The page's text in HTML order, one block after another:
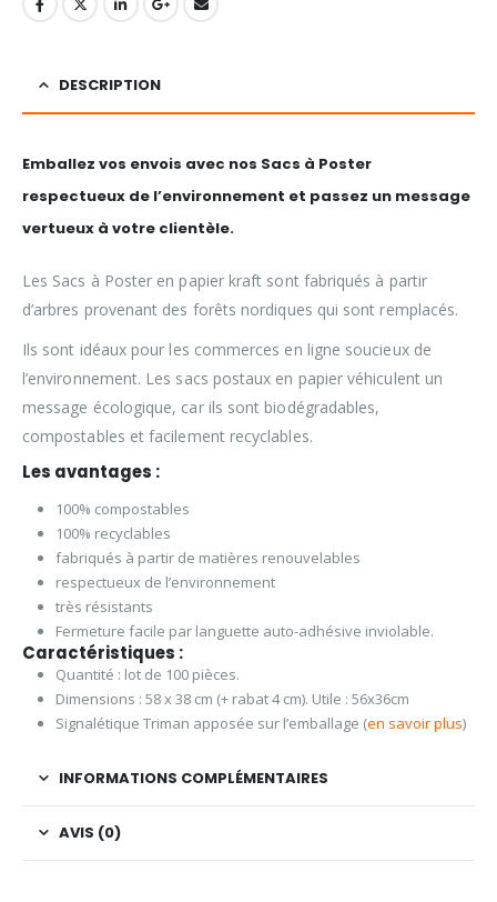
DESCRIPTION
Emballez vos envois avec nos Sacs à Poster
respectueux de l’environnement et passez un message
vertueux à votre clientèle.
Les Sacs à Poster en papier kraft sont fabriqués à partir
d’arbres provenant des forêts nordiques qui sont remplacés.
Ils sont idéaux pour les commerces en ligne soucieux de
l’environnement. Les sacs postaux en papier véhiculent un
message écologique, car ils sont biodégradables,
compostables et facilement recyclables.
Les avantages :
100% compostables
100% recyclables
fabriqués à partir de matières renouvelables
respectueux de l’environnement
très résistants
Fermeture facile par languette auto-adhésive inviolable.
Caractéristiques :
Quantité : lot de 100 pièces.
Dimensions : 58 x 38 cm (+ rabat 4 cm). Utile : 56x36cm
Signalétique Triman apposée sur l’emballage (en savoir plus)
INFORMATIONS COMPLÉMENTAIRES
AVIS (0)